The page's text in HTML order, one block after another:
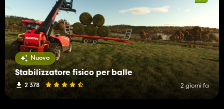
Nuovo
Stabilizzatore fisico per balle
2 378 2 giorni fa